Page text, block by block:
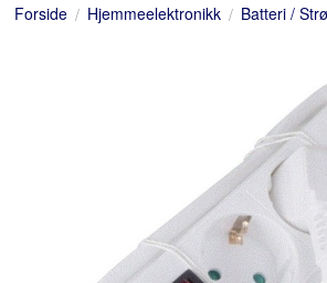
Forside Hjemmeelektronikk Batteri /